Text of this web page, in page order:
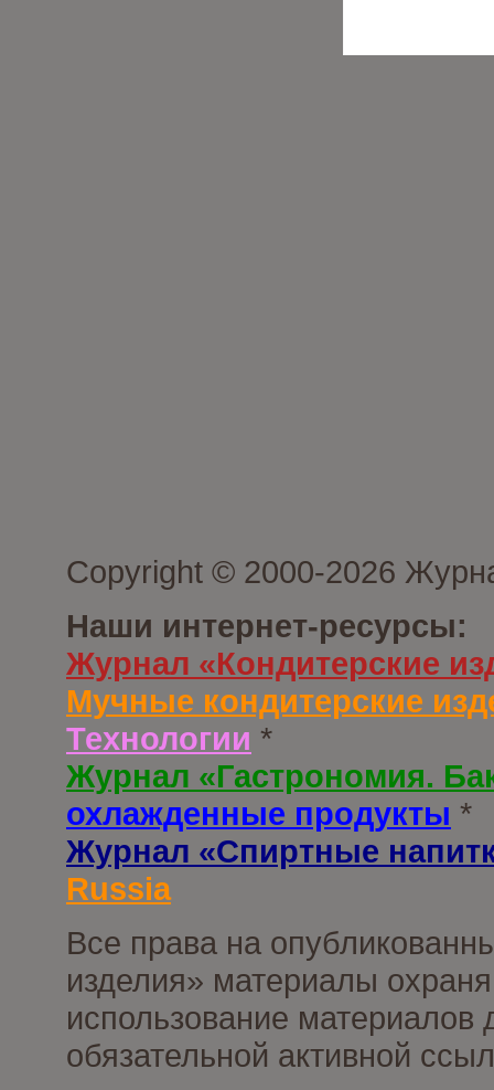
Copyright © 2000-2026
Наши интернет-ресурсы:
Журнал «Кондитерские
Мучные кондитерские
Технологии *
Журнал «Гастрономия.
охлажденные продукты *
Журнал «Спиртные
Russia
Все права на
изделия» материалы
использование материалов
обязательной активной